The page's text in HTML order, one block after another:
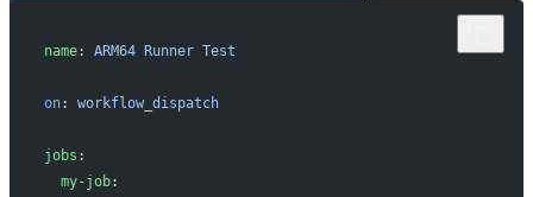
name: ARM64 Runner Test
on: workflow_dispatch
jobs :
  my-job
: